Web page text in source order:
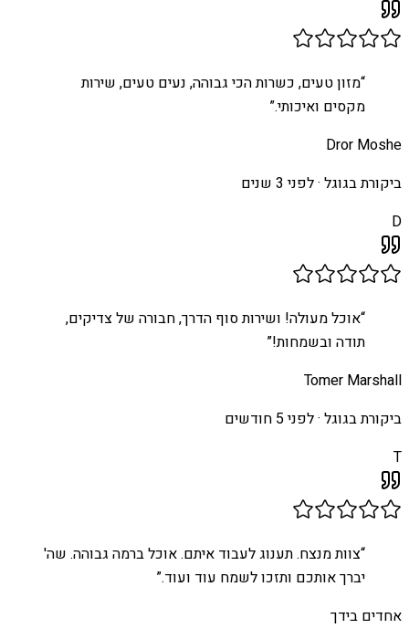
“מזון טעים, כשרות הכי גבוהה, נעים טעים, שירות
מקסים ואיכותי.”
Dror Moshe
ביקורת בגוגל ·לפני 3 שנים
D
“אוכל מעולה! ושירות סוף הדרך, חבורה של צדיקים,
תודה ובשמחות!”
Tomer Marshall
ביקורת בגוגל ·לפני 5 חודשים
T
“צוות מנצח. תענוג לעבוד איתם. אוכל ברמה גבוהה. שה'
יברך אותכם ותזכו לשמח עוד ועוד.”
אחדים בידך